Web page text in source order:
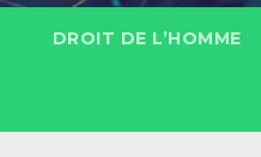
DROIT DE L’HOMME